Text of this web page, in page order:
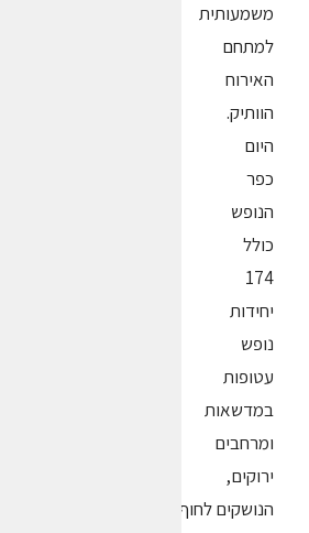
משמעותית
למתחם
האירוח
הוותיק.
היום
כפר
הנופש
כולל
174
יחידות
נופש
עטופות
במדשאות
ומרחבים
ירוקים,
הנושקים לחוף